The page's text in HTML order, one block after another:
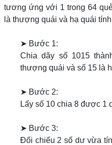
tương ứng với 1 trong 64
là thượng quái và hạ quái
➤ Bước 1:
Chia dãy số 1015
thượng quái và số 15 là
➤ Bước 2:
Lấy số 10 chia 8 được 1
➤ Bước 3:
Đối chiếu 2 số dư vừa